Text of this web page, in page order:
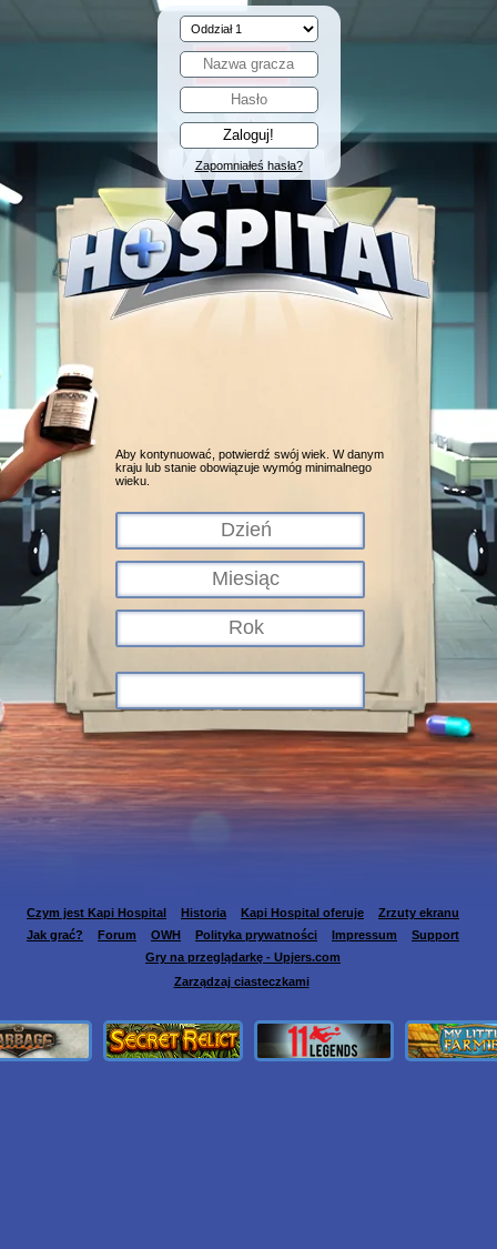
Zapomniałeś hasła?
Aby kontynuować, potwierdź swój wiek. W danym
kraju lub stanie obowiązuje wymóg minimalnego
wieku.
Czym jest Kapi Hospital Historia Kapi Hospital oferuje
Zrzuty ekranu
Jak grać?
Forum OWH Polityka prywatności Impressum
Support
Gry na przeglądarkę - Upjers.com
Zarządzaj ciasteczkami